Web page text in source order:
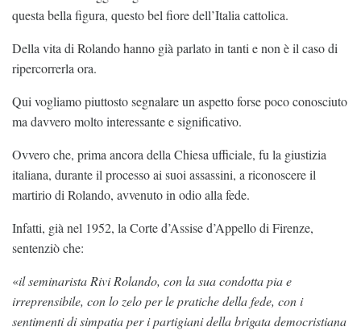
questa bella figura, questo bel fiore dell’Italia cattolica.
Della vita di Rolando hanno già parlato in tanti e non è il caso di
ripercorrerla ora.
Qui vogliamo piuttosto segnalare un aspetto forse poco conosciuto
ma davvero molto interessante e significativo.
Ovvero che, prima ancora della Chiesa ufficiale, fu la giustizia
italiana, durante il processo ai suoi assassini, a riconoscere il
martirio di Rolando, avvenuto in odio alla fede.
Infatti, già nel 1952, la Corte d’Assise d’Appello di Firenze,
sentenziò che:
«il seminarista Rivi Rolando, con la sua condotta pia e
irreprensibile, con lo zelo per le pratiche della fede, con i
sentimenti di simpatia per i partigiani della brigata democristiana